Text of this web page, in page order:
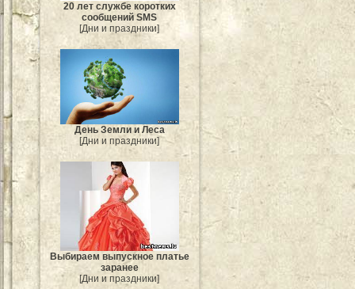
20 лет службе коротких
сообщений SMS
[Дни и праздники]
День Земли и Леса
[Дни и праздники]
Выбираем выпускное платье
заранее
[Дни и праздники]